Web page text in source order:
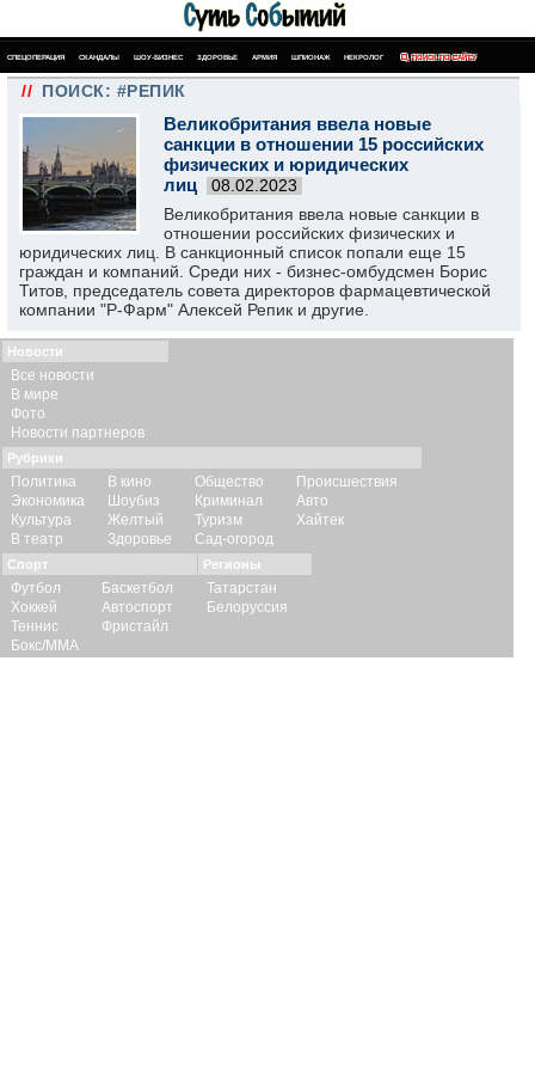
СПЕЦОПЕРАЦИЯ СКАНДАЛЫ ШОУ-БИЗНЕС ЗДОРОВЬЕ АРМИЯ ШПИОНАЖ НЕКРОЛОГ ПОИСК ПО САЙТУ
// ПОИСК: #РЕПИК
Великобритания ввела новые
санкции в отношении 15 российских
физических и юридических
лиц
08.02.2023
Великобритания ввела новые санкции в
отношении российских физических и
юридических лиц. В санкционный список попали еще 15
граждан и компаний. Среди них - бизнес-омбудсмен Борис
Титов, председатель совета директоров фармацевтической
компании "Р-Фарм" Алексей Репик и другие.
Новости
Все новости
В мире
Фото
Новости партнеров
Рубрики
Политика
Экономика
Культура
В театр
В кино
Шоубиз
Желтый
Здоровье
Общество
Криминал
Туризм
Сад-огород
Происшествия
Авто
Хайтек
Спорт
Футбол
Хоккей
Теннис
Бокс/ММА
Баскетбол
Автоспорт
Фристайл
Регионы
Татарстан
Белоруссия